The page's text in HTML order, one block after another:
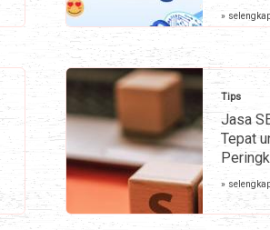
»
Tips
Jasa
Tepat
»